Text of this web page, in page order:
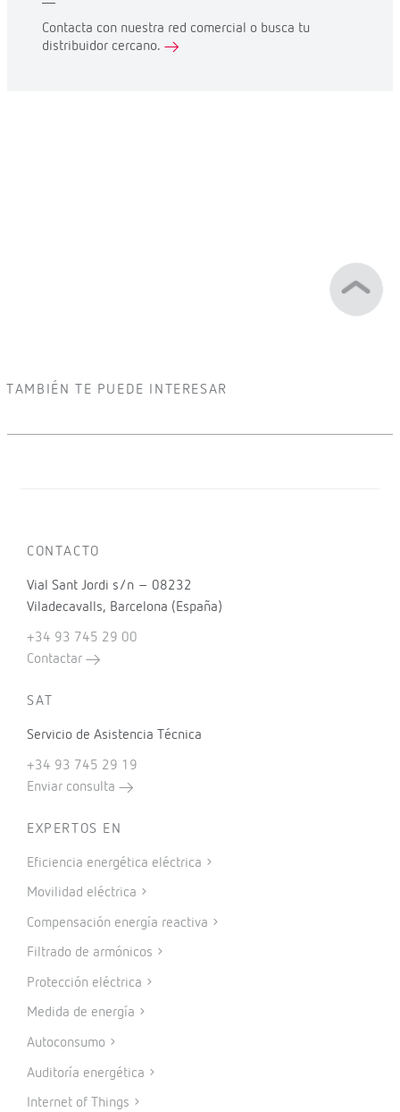
Contacta con nuestra red comercial o busca tu
distribuidor cercano.
TAMBIÉN TE PUEDE INTERESAR
CONTACTO
Vial Sant Jordi s/n – 08232
Viladecavalls, Barcelona (España)
+34 93 745 29 00
Contactar
SAT
Servicio de Asistencia Técnica
+34 93 745 29 19
Enviar consulta
EXPERTOS EN
Eficiencia energética eléctrica
Movilidad eléctrica
Compensación energía reactiva
Filtrado de armónicos
Protección eléctrica
Medida de energía
Autoconsumo
Auditoría energética
Internet of Things